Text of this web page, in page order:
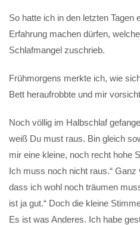
So hatte ich in den letzten
Erfahrung machen dürfen,
Schlafmangel zuschrieb.
Frühmorgens merkte ich, wie
Bett heraufrobbte und mir
Noch völlig im Halbschlaf
weiß Du must raus. Bin gleich
mir eine kleine, noch recht hohe
Ich muss noch nicht raus.“
dass ich wohl noch träumen
ist ja gut.“ Doch die kleine
Es ist was Anderes. Ich habe